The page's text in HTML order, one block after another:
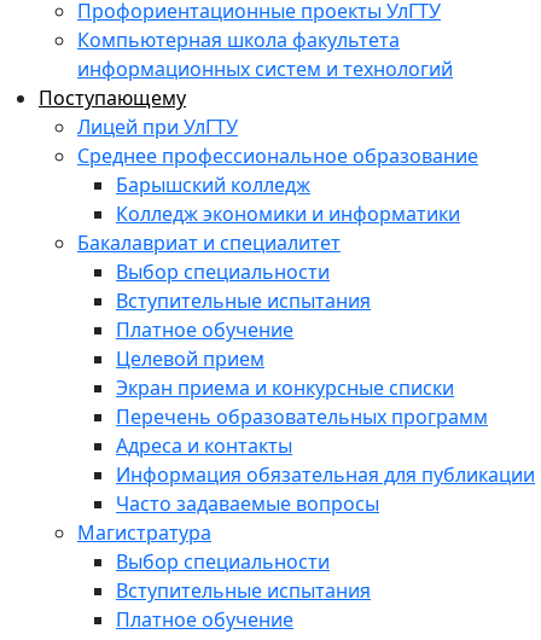
Профориентационные проекты УлГТУ
Компьютерная школа факультета
информационных систем и технологий
Поступающему
Лицей при УлГТУ
Среднее профессиональное образование
Барышский колледж
Колледж экономики и информатики
Бакалавриат и специалитет
Выбор специальности
Вступительные испытания
Платное обучение
Целевой прием
Экран приема и конкурсные списки
Перечень образовательных программ
Адреса и контакты
Информация обязательная для публикации
Часто задаваемые вопросы
Магистратура
Выбор специальности
Вступительные испытания
Платное обучение